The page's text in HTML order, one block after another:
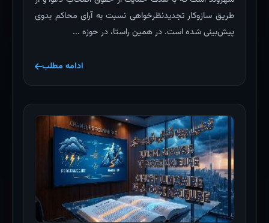
طریق سازوکار تجدیدنظرخواهی نسبت به آرای محاکم بدوی
پیش‌بینی شده است. در همین راستا، در حوزه ...
ادامه مطلب